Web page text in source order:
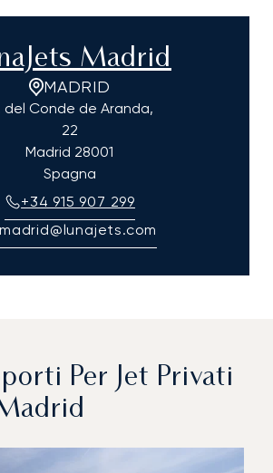
Madrid
MADRID
del Conde de Aranda,
22
Madrid 28001
Spagna
+34 915 907 299
madrid@lunajets.com
Per Jet Privati